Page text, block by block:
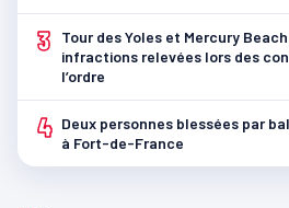
3
Tour des Yoles et Mercury
infractions relevées lors des
l’ordre
4 Deux personnes blessées par
à Fort-de-France